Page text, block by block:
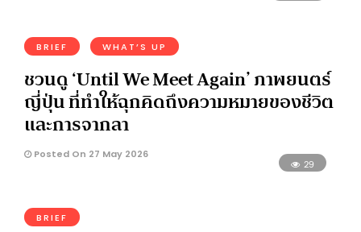
BRIEF WHAT’S UP
ชวนดู ‘Until We Meet Again’ ภาพยนตร์
ญี่ปุ่น ที่ทำให้ฉุกคิดถึงความหมายของชีวิต
และการจากลา
Posted On 27 May 2026
29
BRIEF